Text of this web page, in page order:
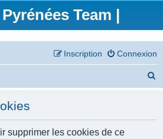
Team |
Connexion
Inscription
supprimer les cookies de ce